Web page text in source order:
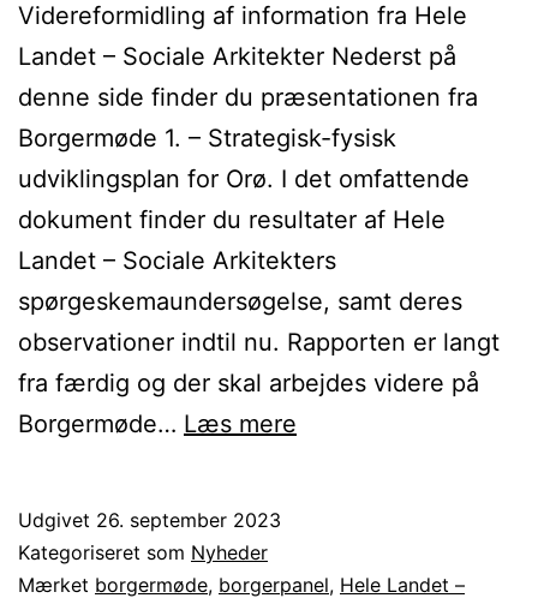
Videreformidling af information fra Hele
Landet – Sociale Arkitekter Nederst på
denne side finder du præsentationen fra
Borgermøde 1. – Strategisk-fysisk
udviklingsplan for Orø. I det omfattende
dokument finder du resultater af Hele
Landet – Sociale Arkitekters
spørgeskemaundersøgelse, samt deres
observationer indtil nu. Rapporten er langt
fra færdig og der skal arbejdes videre på
Borgermøde… Læs mere
–
Udgivet 26. september 2023
Kategoriseret som Nyheder
Mærket borgermøde, borgerpanel, Hele Landet –